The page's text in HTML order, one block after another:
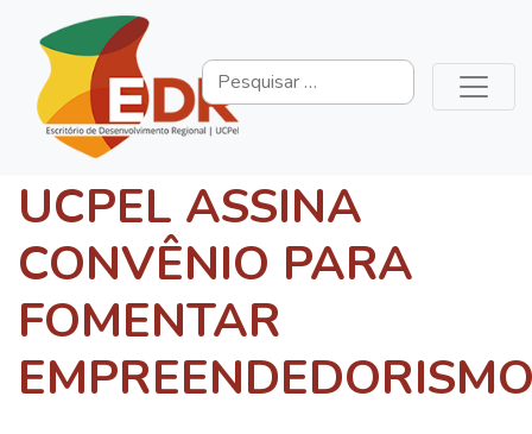
UCPEL ASSINA
CONVÊNIO PARA
FOMENTAR